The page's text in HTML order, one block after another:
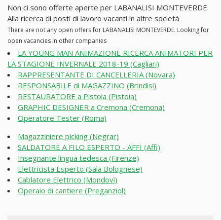
Non ci sono offerte aperte per LABANALISI MONTEVERDE.
Alla ricerca di posti di lavoro vacanti in altre società
There are not any open offers for LABANALISI MONTEVERDE. Looking for
open vacancies in other companies
LA YOUNG MAN ANIMAZIONE RICERCA ANIMATORI PER
LA STAGIONE INVERNALE 2018-19 (Cagliari)
RAPPRESENTANTE DI CANCELLERIA (Novara)
RESPONSABILE di MAGAZZINO (Brindisi)
RESTAURATORE a Pistoia (Pistoia)
GRAPHIC DESIGNER a Cremona (Cremona)
Operatore Tester (Roma)
Magazziniere picking (Negrar)
SALDATORE A FILO ESPERTO - AFFI (Affi)
Insegnante lingua tedesca (Firenze)
Elettricista Esperto (Sala Bolognese)
Cablatore Elettrico (Mondovì)
Operaio di cantiere (Preganziol)